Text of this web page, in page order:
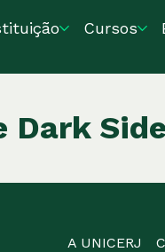
Cursos
Dark
A UNICERJ